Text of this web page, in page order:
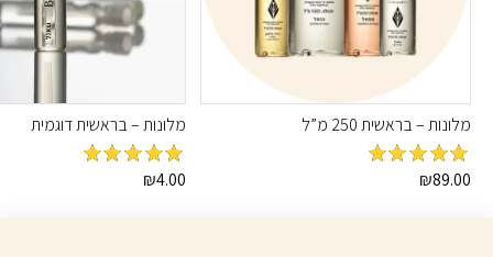
מלונות – בראשית 250 מ”ל
מדורג5
₪89.00
מלונות – בראשית דוגמית
מדורג
₪4.00